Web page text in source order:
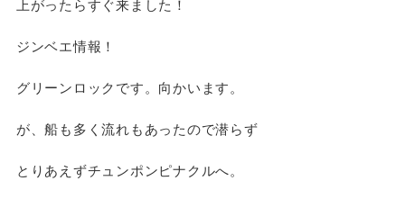
上がったらすぐ来ました！
ジンベエ情報！
グリーンロックです。向かいます。
が、船も多く流れもあったので潜らず
とりあえずチュンポンピナクルへ。